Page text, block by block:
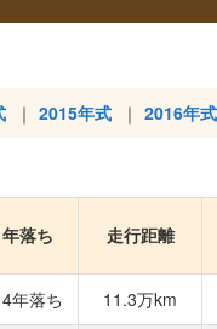
2015年式 2016年式
年落ち 走行距離
年落ち 11.3万km